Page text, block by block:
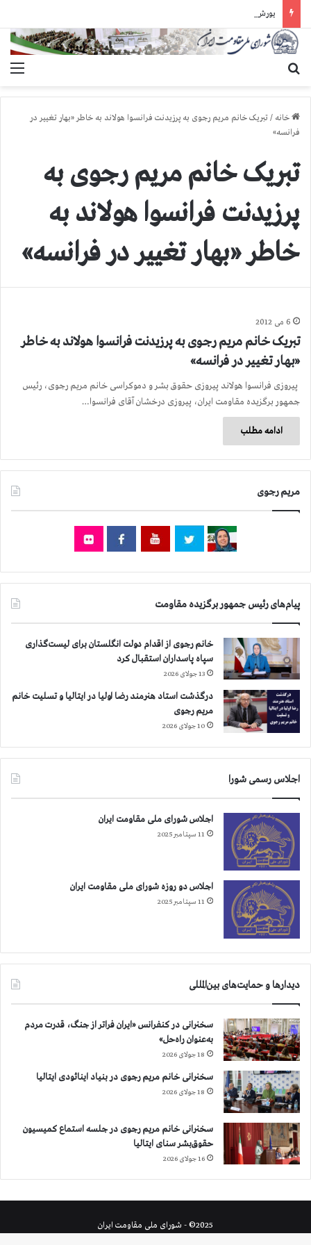
خانه /تبریک خانم مریم رجوی به پرزیدنت فرانسوا هولاند به خاطر «بهار تغییر در
فرانسه»
تبریک خانم مریم رجوی به
پرزیدنت فرانسوا هولاند به
خاطر «بهار تغییر در فرانسه»
6 می 2012
تبریک خانم مریم رجوی به پرزیدنت فرانسوا هولاند به خاطر
«بهار تغییر در فرانسه»
پیروزی فرانسوا هولاند پیروزی حقوق بشر و دموکراسی خانم مریم رجوی، رئیس
جمهور برگزیده مقاومت ایران، پیروزی درخشان آقای فرانسوا…
ادامه مطلب
مریم رجوی
پیام‌های رئیس جمهور برگزیده مقاومت
خانم رجوی از اقدام دولت انگلستان برای لیست‌گذاری
سپاه پاسداران استقبال کرد
13 جولای 2026
درگذشت استاد هنرمند رضا اولیا در ایتالیا و تسلیت خانم
مریم رجوی
10 جولای 2026
اجلاس رسمی شورا
اجلاس شورای ملی مقاومت ایران
11 سپتامبر 2025
اجلاس دو روزه شورای ملی مقاومت ایران
11 سپتامبر 2025
دیدارها و حمایت‌های بین‌المللی
سخنرانی در کنفرانس «ایران فراتر از جنگ، قدرت مردم
به‌عنوان راه‌حل»
18 جولای 2026
سخنرانی خانم مریم رجوی در بنیاد اینائودی ایتالیا
18 جولای 2026
سخنرانی خانم مریم رجوی در جلسه استماع کمیسیون
حقوق‌بشر سنای ایتالیا
16 جولای 2026
2025© - شورای ملی مقاومت ایران